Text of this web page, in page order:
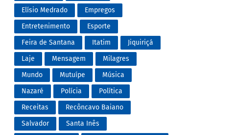
Elísio Medrado
Empregos
Entretenimento
Esporte
Feira de Santana
Itatim
Jiquiriçá
Laje
Mensagem
Milagres
Mundo
Mutuípe
Música
Nazaré
Polícia
Política
Receitas
Recôncavo Baiano
Salvador
Santa Inês